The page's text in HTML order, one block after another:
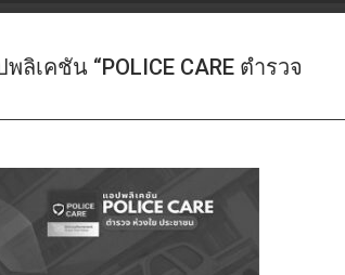
คชัน “POLICE CARE ตำรวจ